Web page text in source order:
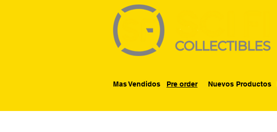
Mas Vendidos Pre order Nuevos Productos